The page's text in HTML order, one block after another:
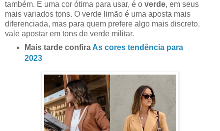
também. E uma cor ótima para usar, é o verde, em seus
mais variados tons. O verde limão é uma aposta mais
diferenciada, mas para quem prefere algo mais discreto,
vale apostar em tons de verde militar.
Mais tarde confiraAs cores tendência para
2023